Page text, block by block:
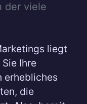
der viele
liegt
Ihre
erhebliches
die